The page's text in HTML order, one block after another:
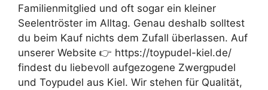
Familienmitglied und oft sogar ein kleiner
Seelentröster im Alltag. Genau deshalb solltest
du beim Kauf nichts dem Zufall überlassen. Auf
unserer Website 👉 https://toypudel-kiel.de/
findest du liebevoll aufgezogene Zwergpudel
und Toypudel aus Kiel. Wir stehen für Qualität,